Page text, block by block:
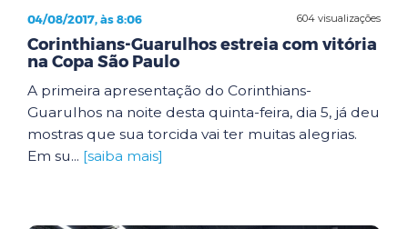
604 visualizações
04/08/2017, às 8:06
Corinthians-Guarulhos estreia com vitória
na Copa São Paulo
A primeira apresentação do Corinthians-
Guarulhos na noite desta quinta-feira, dia 5, já deu
mostras que sua torcida vai ter muitas alegrias.
Em su... [saiba mais]